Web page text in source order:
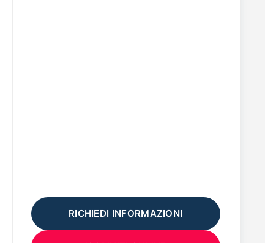
RICHIEDI INFORMAZIONI